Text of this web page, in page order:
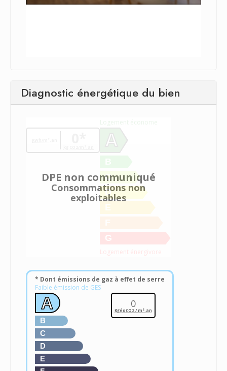
Diagnostic énergétique du bien
A
C
D
E
G
Logement énergivore
DPE non communiqué
Consommations non
exploitables
* Dont émissions de gaz à effet de serre
Faible émission de GES
A
B
C
D
E
0
KgéqCO2 / m².an